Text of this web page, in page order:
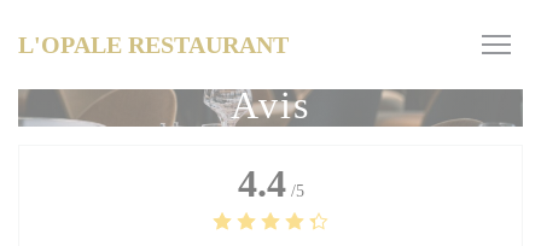
L'OPALE RESTAURANT
Avis
4.4 /5